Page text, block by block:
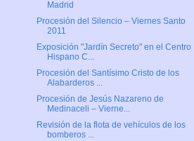
Madrid
Procesión del Silencio – Viernes Santo
2011
Exposición "Jardín Secreto" en el Centro
Hispano C...
Procesión del Santísimo Cristo de los
Alabarderos ...
Procesión de Jesús Nazareno de
Medinaceli – Vierne...
Revisión de la flota de vehículos de los
bomberos ...